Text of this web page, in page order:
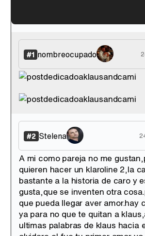
#1 nombreocupado
#2 Stelena
A mi como pareja no me
quieren hacer un klaroline 2,la
bastante a la historia de caro y
gusta,que se inventen otra
que pueda llegar aver amor.hay
ya para no que te quitan a
ultimas palabras de klaus hacia